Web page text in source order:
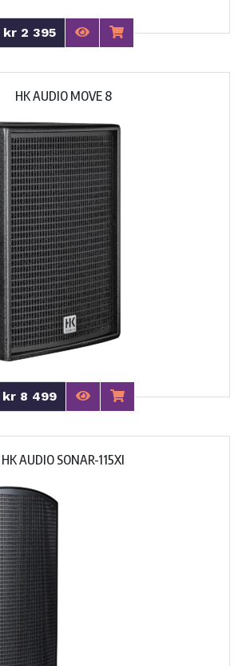
kr 2 395
HK AUDIO MOVE 8
kr 8 499
HK AUDIO SONAR-115XI